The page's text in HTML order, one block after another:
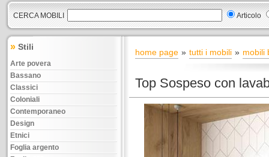
CERCA MOBILI Articolo
» Stili
Arte povera
Bassano
Classici
Coloniali
Contemporaneo
Design
Etnici
Foglia argento
home page tutti i mobili mobili
Top Sospeso con